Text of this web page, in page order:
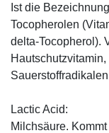
Ist die
Tocopherolen
delta-Tocopherol).
Lactic Acid:
Milchsäure.